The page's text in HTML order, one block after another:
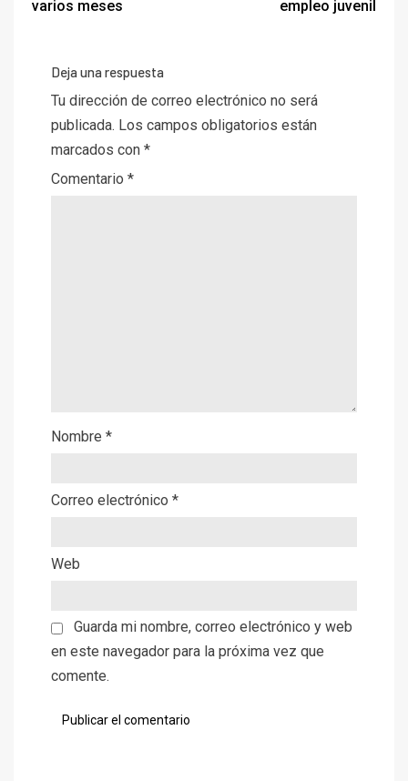
varios meses empleo juvenil
Deja una respuesta
Tu dirección de correo electrónico no será
publicada. Los campos obligatorios están
marcados con *
Comentario *
Nombre *
Correo electrónico *
Web
Guarda mi nombre, correo electrónico y web
en este navegador para la próxima vez que
comente.